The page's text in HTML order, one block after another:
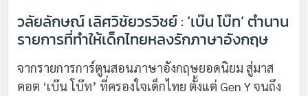
วลัยลักษณ์ เลิศวิชัยวรวิชย์ : ‘เบ๊น โบ๊ท’ ตำนาน
รายการที่ทำให้เด็กไทยหลงรักภาษาอังกฤษ
จากรายการการ์ตูนสอนภาษาอังกฤษยอดนิยม สู่มาส
คอต ‘เบ๊น โบ๊ท’ ที่ครองใจเด็กไทย ตั้งแต่ Gen Y จนถึง